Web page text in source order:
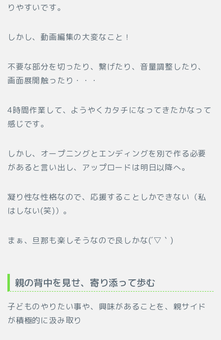
りやすいです。
しかし、動画編集の大変なこと！
不要な部分を切ったり、繋げたり、音量調整したり、
画面展開触ったり・・・
4時間作業して、ようやくカタチになってきたかなって
感じです。
しかし、オープニングとエンディングを別で作る必要
があると言い出し、アップロードは明日以降へ。
凝り性な性格なので、応援することしかできない（私
はしない(笑)）。
まぁ、旦那も楽しそうなので良しかな(´▽｀)
親の背中を見せ、寄り添って歩む
子どものやりたい事や、興味があることを、親サイド
が積極的に汲み取り